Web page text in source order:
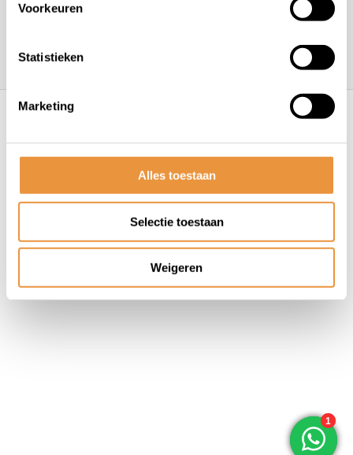
Voorkeuren
Statistieken
Marketing
Alles toestaan
Selectie toestaan
Weigeren
Contactgegevens
Algemene voorwaarden Disclaimer
Privacy
Policy
Sitemap